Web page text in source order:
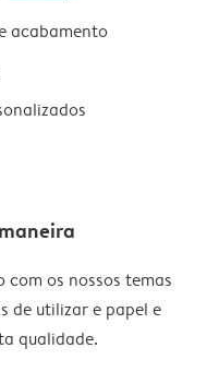
acabamento
os nossos temas
de utilizar e papel e
qualidade.